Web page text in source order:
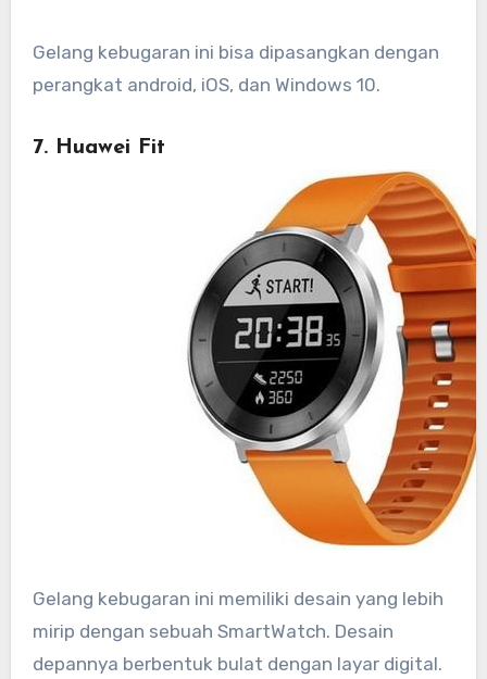
Gelang kebugaran ini bisa dipasangkan dengan
perangkat android, iOS, dan Windows 10.
7. Huawei Fit
Gelang kebugaran ini memiliki desain yang lebih
mirip dengan sebuah SmartWatch. Desain
depannya berbentuk bulat dengan layar digital.